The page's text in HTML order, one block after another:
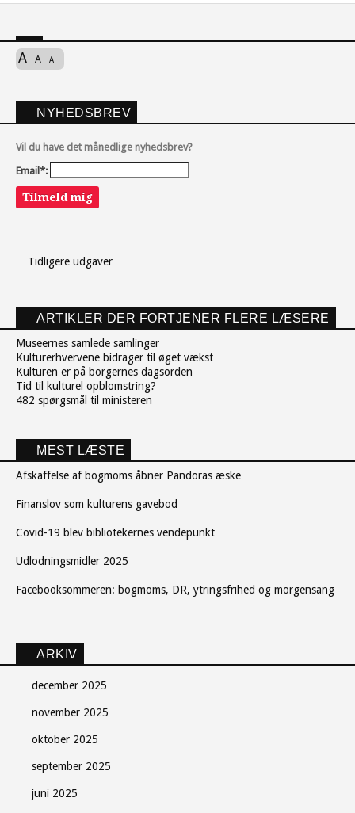
A A A
NYHEDSBREV
Vil du have det månedlige nyhedsbrev?
Email*:
Tilmeld mig
Tidligere udgaver
ARTIKLER DER FORTJENER FLERE LÆSERE
Museernes samlede samlinger
Kulturerhvervene bidrager til øget vækst
Kulturen er på borgernes dagsorden
Tid til kulturel opblomstring?
482 spørgsmål til ministeren
MEST LÆSTE
Afskaffelse af bogmoms åbner Pandoras æske
Finanslov som kulturens gavebod
Covid-19 blev bibliotekernes vendepunkt
Udlodningsmidler 2025
Facebooksommeren: bogmoms, DR, ytringsfrihed og morgensang
ARKIV
december 2025
november 2025
oktober 2025
september 2025
juni 2025